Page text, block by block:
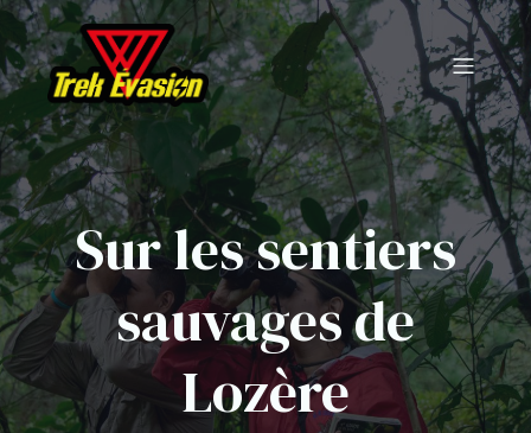
Sur les sentiers
sauvages de
Lozère